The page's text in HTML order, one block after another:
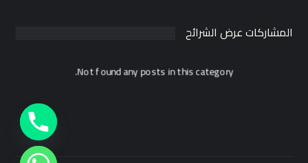
المشاركات عرض الشرائح
Not found any posts in this category.